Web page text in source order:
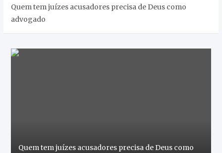
Quem tem juízes acusadores precisa de Deus como
advogado
Quem tem juízes acusadores precisa de Deus como